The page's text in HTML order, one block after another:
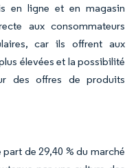
en ligne et en magasin
aux consommateurs
car ils offrent aux
élevées et la possibilité
des offres de produits
de 29,40 % du marché